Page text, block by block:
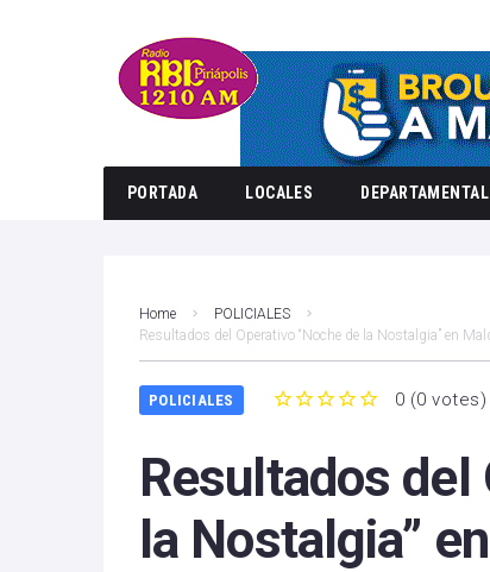
PORTADA LOCALES
Home
POLICIALES
Resultados del Operativo “Noche de la Nostalgia” en
POLICIALES 0 (0 votes)
Resultados del
la Nostalgia”